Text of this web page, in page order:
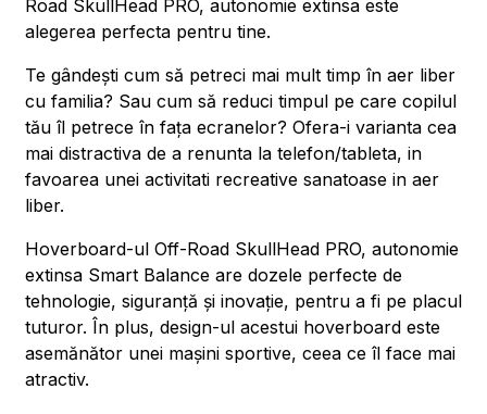
Road SkullHead PRO, autonomie extinsa este
alegerea perfecta pentru tine.
Te gândești cum să petreci mai mult timp în aer liber
cu familia? Sau cum să reduci timpul pe care copilul
tău îl petrece în fața ecranelor? Ofera-i varianta cea
mai distractiva de a renunta la telefon/tableta, in
favoarea unei activitati recreative sanatoase in aer
liber.
Hoverboard-ul Off-Road SkullHead PRO, autonomie
extinsa Smart Balance are dozele perfecte de
tehnologie, siguranță și inovație, pentru a fi pe placul
tuturor. În plus, design-ul acestui hoverboard este
asemănător unei mașini sportive, ceea ce îl face mai
atractiv.